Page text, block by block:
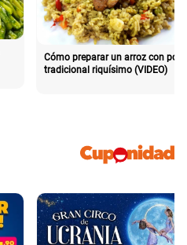
Cómo preparar un arroz con pollo
tradicional riquísimo (VIDEO)